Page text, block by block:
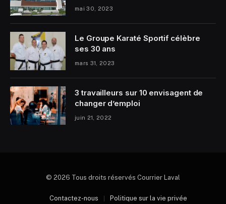
mai 30, 2023
Le Groupe Karaté Sportif célèbre
ses 30 ans
mars 31, 2023
3 travailleurs sur 10 envisagent de
changer d’emploi
juin 21, 2022
© 2026 Tous droits réservés Courrier Laval
Contactez-nous Politique sur la vie privée